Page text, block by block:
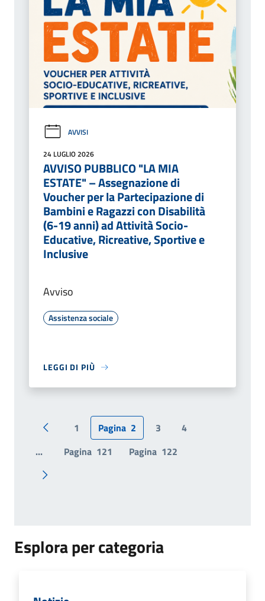
AVVISI
24 LUGLIO 2026
AVVISO PUBBLICO "LA MIA
ESTATE" – Assegnazione di
Voucher per la Partecipazione di
Bambini e Ragazzi con Disabilità
(6-19 anni) ad Attività Socio-
Educative, Ricreative, Sportive e
Inclusive
Avviso
Assistenza sociale
LEGGI DI PIÙ
Pagina precedente
1 Pagina 2 3
4
...
Pagina 121 Pagina 122
Pagina successiva
Esplora per categoria